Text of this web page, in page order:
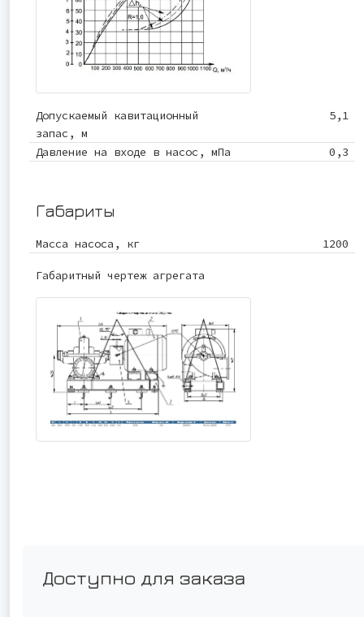
Допускаемый кавитационный
запас, м
5,1
Давление на входе в насос, мПа 0,3
Габариты
Масса насоса, кг 1200
Габаритный чертеж агрегата
Доступно для заказа